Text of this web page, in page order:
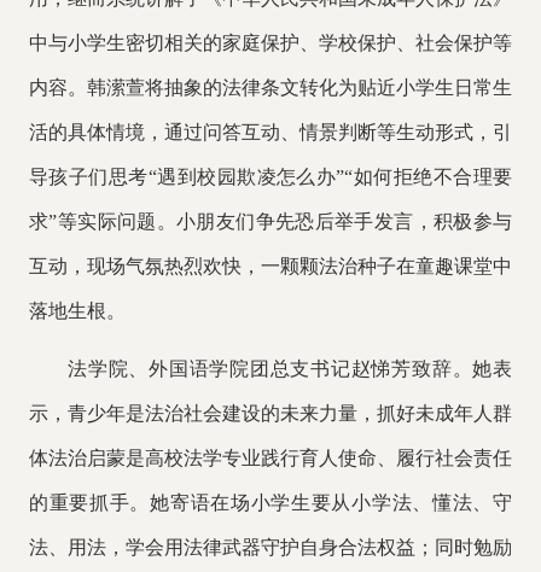
中与小学生密切相关的家庭保护、学校保护、社会保护等
内容。韩潆萱将抽象的法律条文转化为贴近小学生日常生
活的具体情境，通过问答互动、情景判断等生动形式，引
导孩子们思考“遇到校园欺凌怎么办”“如何拒绝不合理要
求”等实际问题。小朋友们争先恐后举手发言，积极参与
互动，现场气氛热烈欢快，一颗颗法治种子在童趣课堂中
落地生根。
法学院、外国语学院 团总支书记赵悌芳致辞。她表
示，青少年是法治社会建设的未来力量，抓好未成年人群
体法治启蒙是高校法学专业践行育人使命、履行社会责任
的重要抓手。她寄语在场小学生要从小学法、懂法、守
法、用法，学会用法律武器守护自身合法权益；同时勉励